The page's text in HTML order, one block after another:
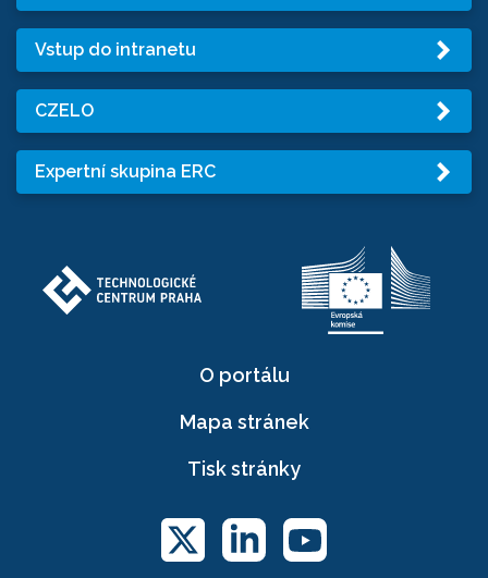
Vstup do intranetu
CZELO
Expertní skupina ERC
O portálu
Mapa stránek
Tisk stránky